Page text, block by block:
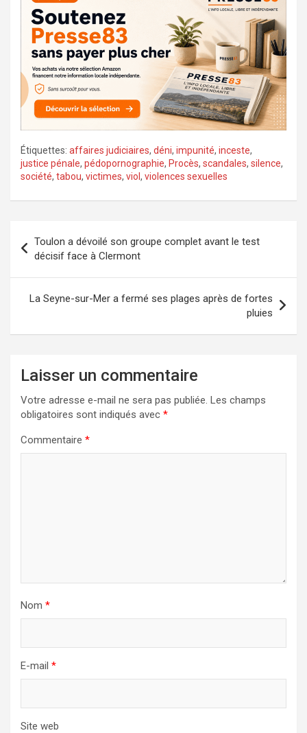
Étiquettes: affaires judiciaires, déni, impunité, inceste,
justice pénale, pédopornographie, Procès, scandales, silence,
société, tabou, victimes, viol , violences sexuelles
de
l’article
Toulon a dévoilé son groupe complet avant le test
décisif face à Clermont
La Seyne-sur-Mer a fermé ses plages après de fortes
pluies
Laisser un commentaire
Votre adresse e-mail ne sera pas publiée. Les champs
obligatoires sont indiqués avec *
Commentaire *
Nom *
E-mail *
Site web